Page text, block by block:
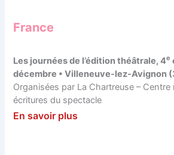
France
Les journées de l’édition théâtrale, 4e
décembre • Villeneuve-lez-Avignon
Organisées par La Chartreuse – Centre
écritures du spectacle
En savoir plus